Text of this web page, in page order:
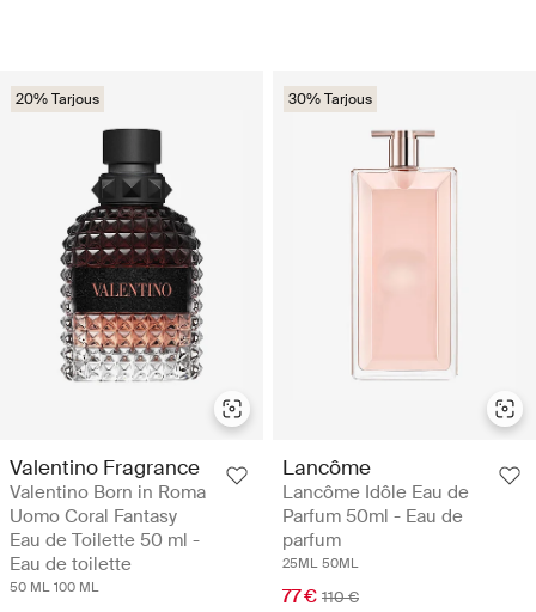
20% Tarjous
Valentino Fragrance
Valentino Born in Roma
Uomo Coral Fantasy
Eau de Toilette 50 ml -
Eau de toilette
50 ML 100 ML
30% Tarjous
Lancôme
Lancôme Idôle Eau de
Parfum 50ml - Eau de
parfum
25ML 50ML
77 € 110 €